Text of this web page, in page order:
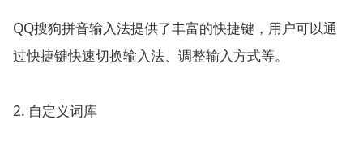
QQ搜狗拼音输入法提供了丰富的快捷键，用户可以通
过快捷键快速切换输入法、调整输入方式等。
2. 自定义词库